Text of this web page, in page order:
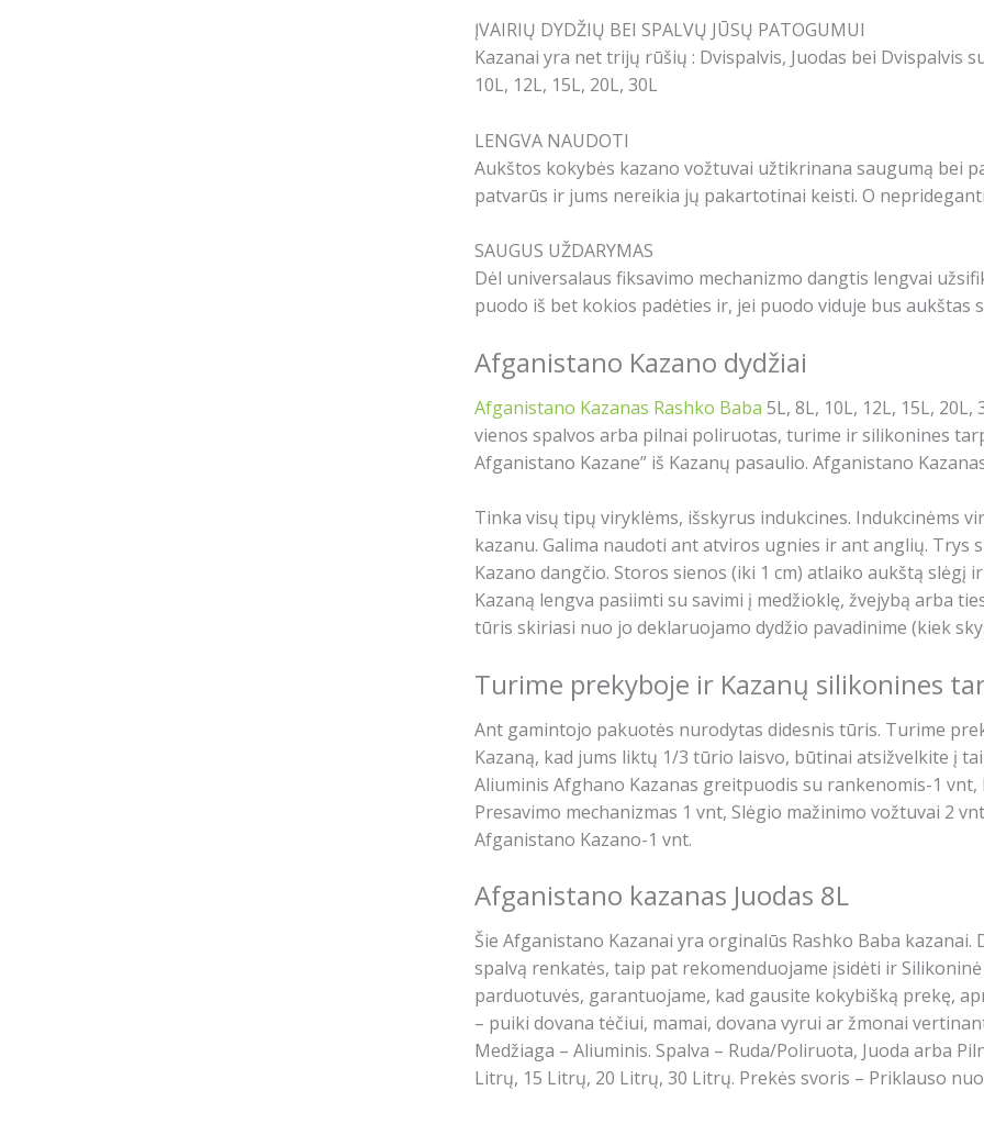
ĮVAIRIŲ DYDŽIŲ BEI SPALVŲ JŪSŲ PATOGUMUI
Kazanai yra net trijų rūšių : Dvispalvis, Juodas bei Dvispalvis
10L, 12L, 15L, 20L, 30L
LENGVA NAUDOTI
Aukštos kokybės kazano vožtuvai užtikrinana saugumą bei
patvarūs ir jums nereikia jų pakartotinai keisti. O
SAUGUS UŽDARYMAS
Dėl universalaus fiksavimo mechanizmo dangtis lengvai
puodo iš bet kokios padėties ir, jei puodo viduje bus aukštas
Afganistano Kazano dydžiai
Afganistano Kazanas Rashko Baba 5L, 8L, 10L, 12L, 15L,
vienos spalvos arba pilnai poliruotas, turime ir silikonines
Afganistano Kazane” iš Kazanų pasaulio. Afganistano
Tinka visų tipų viryklėms, išskyrus indukcines. Indukcinėms
kazanu. Galima naudoti ant atviros ugnies ir ant anglių.
Kazano dangčio. Storos sienos (iki 1 cm) atlaiko aukštą
Kazaną lengva pasiimti su savimi į medžioklę, žvejybą arba
tūris skiriasi nuo jo deklaruojamo dydžio pavadinime (kiek
Turime prekyboje ir Kazanų silikonines
Ant gamintojo pakuotės nurodytas didesnis tūris. Turime
Kazaną, kad jums liktų 1/3 tūrio laisvo, būtinai atsižvelkite į
Aliuminis Afghano Kazanas greitpuodis su rankenomis-1
Presavimo mechanizmas 1 vnt, Slėgio mažinimo vožtuvai 2
Afganistano Kazano-1 vnt.
Afganistano kazanas Juodas 8L
Šie Afganistano Kazanai yra orginalūs Rashko Baba
spalvą renkatės, taip pat rekomenduojame įsidėti ir
parduotuvės, garantuojame, kad gausite kokybišką prekę,
– puiki dovana tėčiui, mamai, dovana vyrui ar žmonai
Medžiaga – Aliuminis. Spalva – Ruda/Poliruota, Juoda arba
Litrų, 15 Litrų, 20 Litrų, 30 Litrų. Prekės svoris – Priklauso